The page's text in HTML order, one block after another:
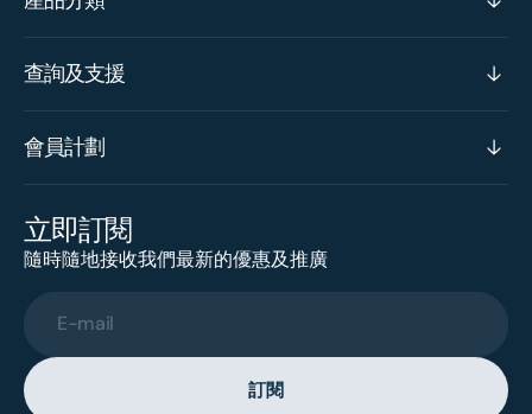
查詢及支援
會員計劃
立即訂閱
隨時隨地接收我們最新的優惠及推廣
E-mail
訂閱